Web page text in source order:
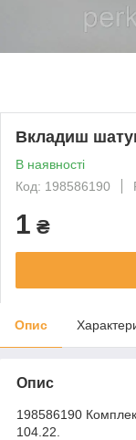
Вкладиш
В наявності
Код: 198586190
1 ₴
Опис
Опис
198586190
104.22.